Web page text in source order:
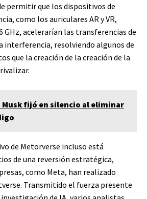
permitir que los dispositivos de
como los auriculares AR y VR,
GHz, acelerarían las transferencias de
interferencia, resolviendo algunos de
que la creación de la creación de la
Musk fijó en silencio al eliminar
de Metorverse incluso está
de una reversión estratégica,
como Meta, han realizado
Transmitido el fuerza presente